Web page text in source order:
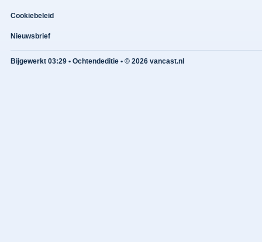
Cookiebeleid
Nieuwsbrief
Bijgewerkt 03:29 • Ochtendeditie • © 2026 vancast.nl